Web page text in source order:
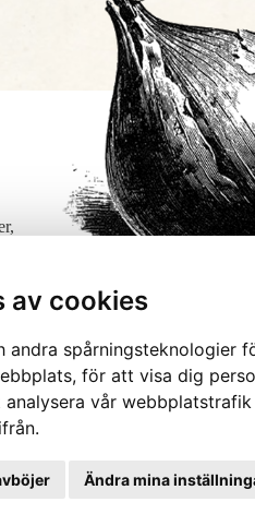
av cookies
andra spårningsteknologier
för att visa dig
analysera vår
Ändra mina